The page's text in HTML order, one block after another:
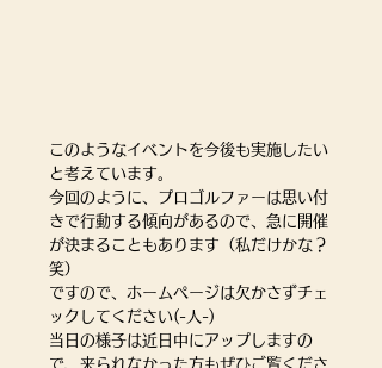
このようなイベントを今後も実施したい
と考えています。
今回のように、プロゴルファーは思い付
きで行動する傾向があるので、急に開催
が決まることもあります（私だけかな？
笑）
ですので、ホームページは欠かさずチェ
ックしてください(-人-)
当日の様子は近日中にアップしますの
で、来られなかった方もぜひご覧くださ